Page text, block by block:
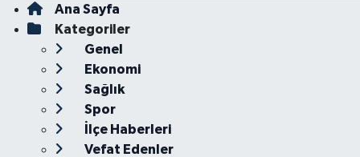
Ana Sayfa
Kategoriler
Genel
Ekonomi
Sağlık
Spor
İlçe Haberleri
Vefat Edenler